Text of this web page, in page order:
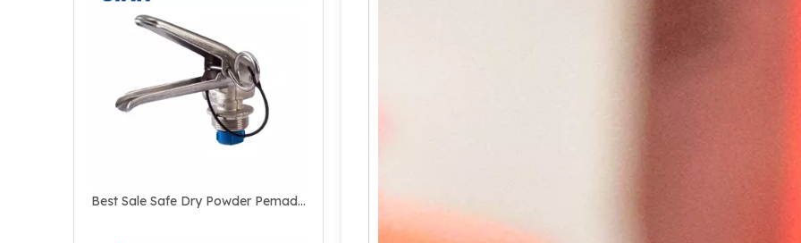
Katup Paduan Tembaga Kuningan yang Andal untuk Pemadam Api Serbuk Kering